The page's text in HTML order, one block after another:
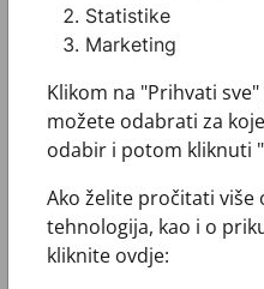
Statistike
Marketing
Klikom na "Prihvati
možete odabrati za
odabir i potom kliknuti
Ako želite pročitati
tehnologija, kao i o
kliknite ovdje: